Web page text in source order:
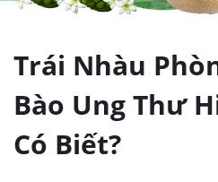
Trái Nhàu
Bào Ung Thư
Có Biết?